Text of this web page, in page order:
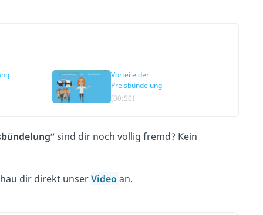
Vorteile der
Preisbündelung
(00:50)
sind dir noch völlig fremd? Kein
dir direkt unserVideo an.